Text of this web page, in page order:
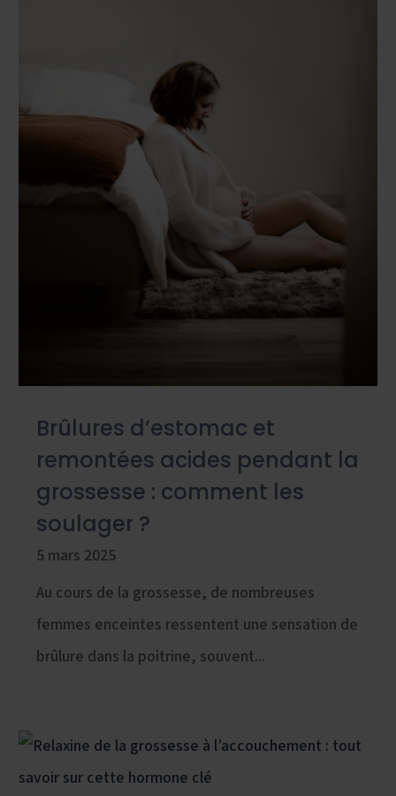
Brûlures d’estomac et
remontées acides pendant la
grossesse : comment les
soulager ?
5 mars 2025
Au cours de la grossesse, de nombreuses
femmes enceintes ressentent une sensation de
brûlure dans la poitrine, souvent...